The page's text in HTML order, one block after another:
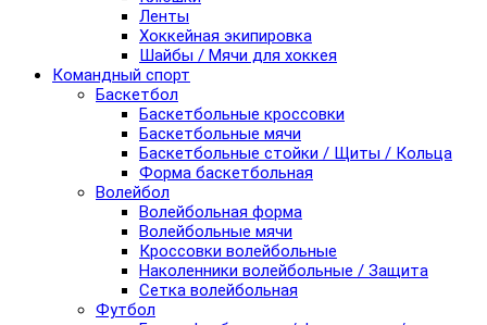
Ленты
Хоккейная экипировка
Шайбы / Мячи для хоккея
Командный спорт
Баскетбол
Баскетбольные кроссовки
Баскетбольные мячи
Баскетбольные стойки / Щиты / Кольца
Форма баскетбольная
Волейбол
Волейбольная форма
Волейбольные мячи
Кроссовки волейбольные
Наколенники волейбольные / Защита
Сетка волейбольная
Футбол